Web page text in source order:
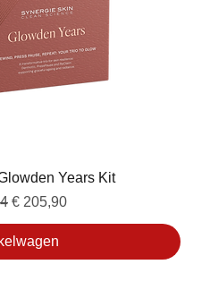
Years Kit
prijs
Verkoopprijs
€ 205,90